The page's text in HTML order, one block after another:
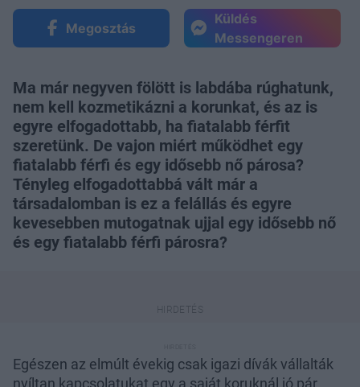
Megosztás
Küldés
Messengeren
Ma már negyven fölött is labdába rúghatunk,
nem kell kozmetikázni a korunkat, és az is
egyre elfogadottabb, ha fiatalabb férfit
szeretünk. De vajon miért működhet egy
fiatalabb férfi és egy idősebb nő párosa?
Tényleg elfogadottabbá vált már a
társadalomban is ez a felállás és egyre
kevesebben mutogatnak ujjal egy idősebb nő
és egy fiatalabb férfi párosra?
Egészen az elmúlt évekig csak igazi dívák vállalták
nyíltan kapcsolatukat egy a saját koruknál jó pár